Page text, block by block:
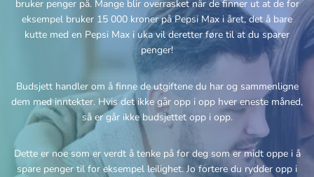
bruker penger på. Mange blir overrasket når de finner ut at de for
eksempel bruker 15 000 kroner på Pepsi Max i året, det å bare
kutte med en Pepsi Max i uka vil deretter føre til at du sparer
penger!
Budsjett handler om å finne de utgiftene du har og sammenligne
dem med inntekter. Hvis det ikke går opp i opp hver eneste måned,
så er går ikke budsjettet opp i opp.
Dette er noe som er verdt å tenke på for deg som er midt oppe i å
spare penger til for eksempel leilighet. Jo fortere du rydder opp i